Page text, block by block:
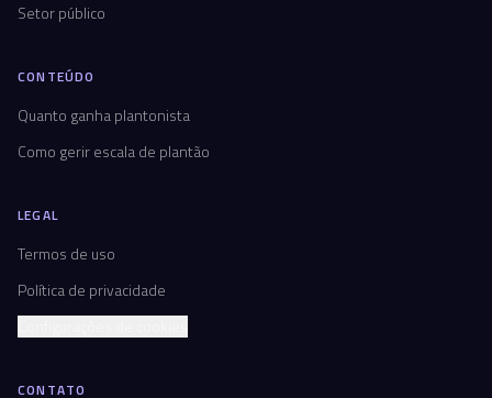
Setor público
CONTEÚDO
Quanto ganha plantonista
Como gerir escala de plantão
LEGAL
Termos de uso
Política de privacidade
CONTATO